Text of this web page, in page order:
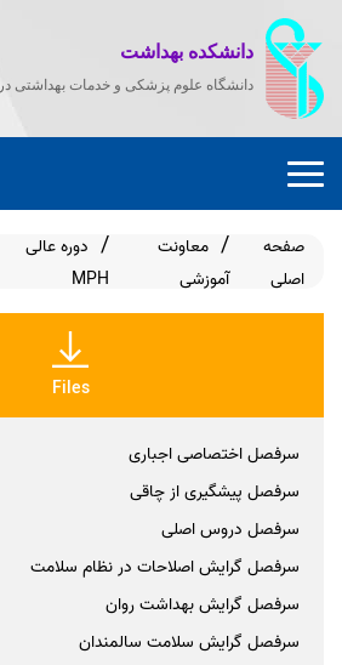
دانشکده بهداشت
دانشگاه علوم پزشکی و خدمات بهداشتی
صفحه
اصلی
معاونت
آموزشی
دوره عالی
MPH
Files
سرفصل اختصاصی اجباری
سرفصل پیشگیری از چاقی
سرفصل دروس اصلی
سرفصل گرایش اصلاحات در نظام سلامت
سرفصل گرایش بهداشت روان
سرفصل گرایش سلامت سالمندان